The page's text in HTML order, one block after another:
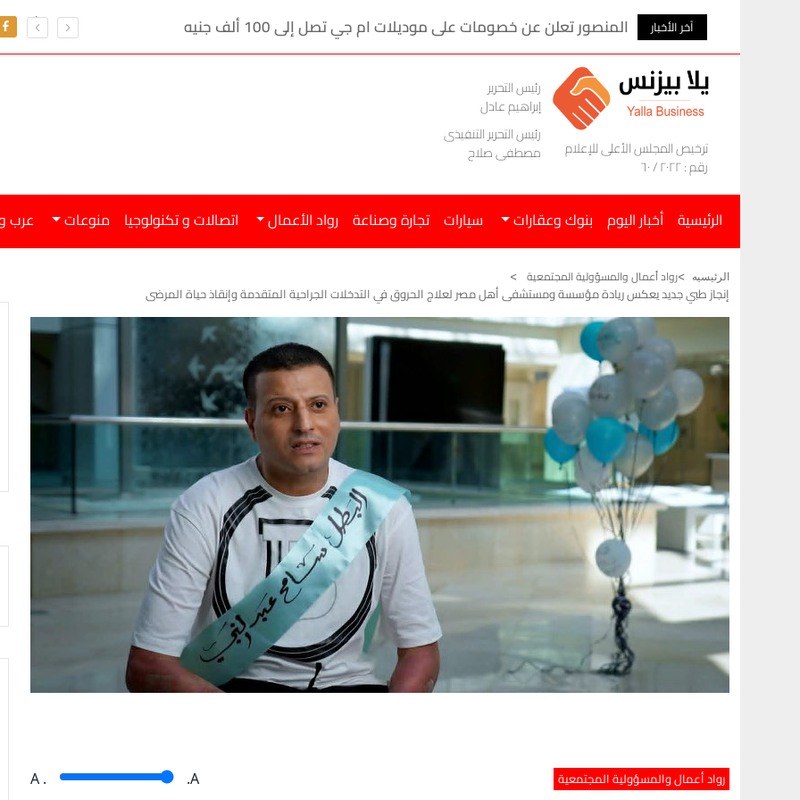
آخر الأخبار المنصور تعلن عن خصومات على موديلات ام جي تصل إلى 100 ألف جنيه
ترخيص المجلس الأعلى للإعلام
رقم : ٢٠٢٢ / ٦٠
رئيس التحرير
إبراهيم عادل
رئيس التحرير التنفيذى
مصطفى صلاح
الرئيسية أخبار اليوم بنوك وعقارات سيارات تجارة وصناعة رواد الأعمال اتصالات و تكنولوجيا منوعات عرب
الرئيسيه رواد أعمال والمسؤولية المجتمعية
إنجاز طبي جديد يعكس ريادة مؤسسة ومستشفى أهل مصر لعلاج الحروق في التدخلات الجراحية المتقدمة وإنقاذ حياة المرضى
رواد أعمال والمسؤولية المجتمعية A . .A